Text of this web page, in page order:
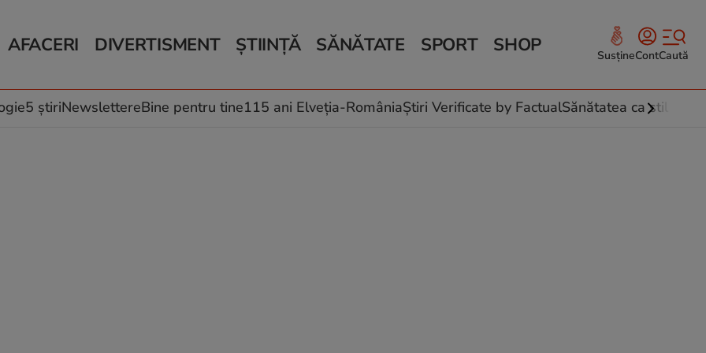
AFACERI
Auto
Locuri de muncă
DIVERTISMENT
Horoscop
Muzică și Filme
ȘTIINȚĂ
Schimbări climatice
SĂNĂTATE
Relații
Rețete culinare
SPORT SHOP SusțineContCaută
5 știriNewslettereBine pentru tine115 ani Elveția-RomâniaȘtiri Verificate by FactualSănătatea ca stil de